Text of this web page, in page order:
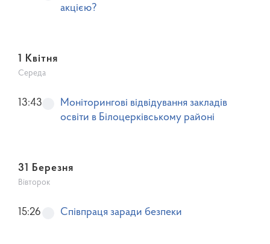
акцією?
1 Квітня
Середа
Моніторингові відвідування закладів
освіти в Білоцерківському районі
13:43
31 Березня
Вівторок
Співпраця заради безпеки
15:26